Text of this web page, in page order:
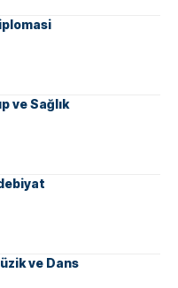
ve Sağlık
ve Dans